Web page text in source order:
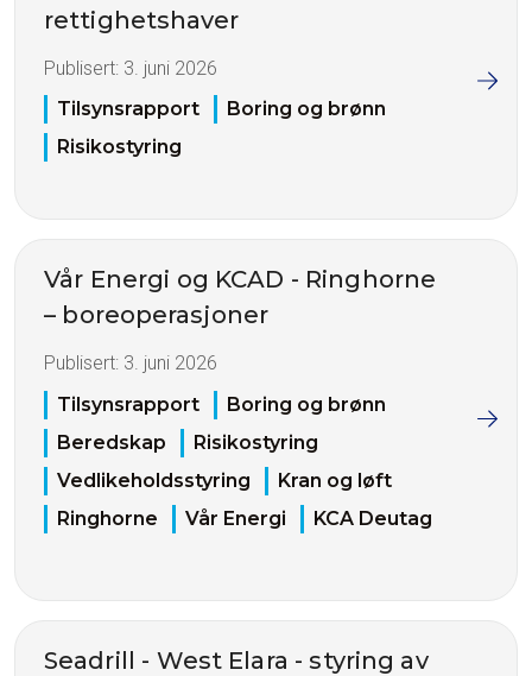
rettighetshaver
Publisert: 3. juni 2026
Tilsynsrapport
Boring og brønn
Risikostyring
Vår Energi og KCAD - Ringhorne
– boreoperasjoner
Publisert: 3. juni 2026
Tilsynsrapport
Boring og brønn
Beredskap
Risikostyring
Vedlikeholdsstyring
Kran og løft
Ringhorne
Vår Energi KCA Deutag
Seadrill - West Elara - styring av